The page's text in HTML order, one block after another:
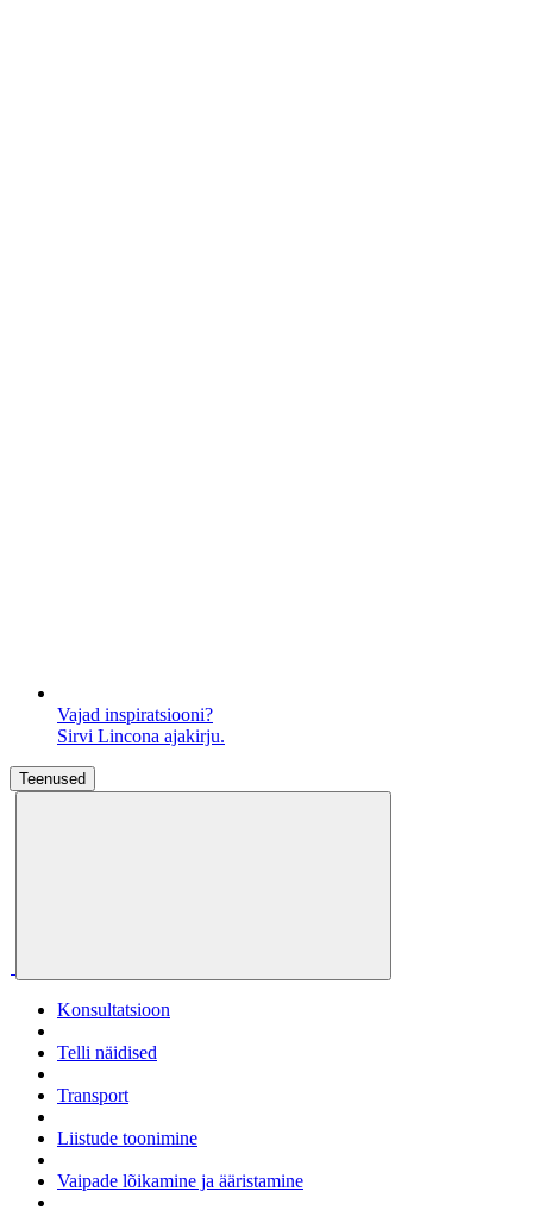
Vajad inspiratsiooni?
Sirvi Lincona ajakirju.
Teenused
Konsultatsioon
Telli näidised
Transport
Liistude toonimine
Vaipade lõikamine ja ääristamine